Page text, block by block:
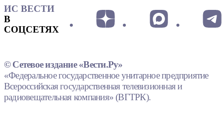
ИС ВЕСТИ
В
СОЦСЕТЯХ
© Сетевое издание «Вести.Ру»
«Федеральное государственное унитарное предприятие
Всероссийская государственная телевизионная и
радиовещательная компания» (ВГТРК).